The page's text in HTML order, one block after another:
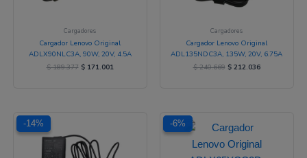
Cargadores
Cargador Lenovo Original
ADLX90NLC3A, 90W, 20V, 4.5A
$189.377 $171.001
Cargadores
Cargador Lenovo Original
ADL135NDC3A, 135W, 20V, 6.75A
$240.669 $212.036
-14%
-14%
original
era:
$ 345.504.
es:
$ 295.904.
-6%
-6%
precio
original
era:
$ 139.672.
es: